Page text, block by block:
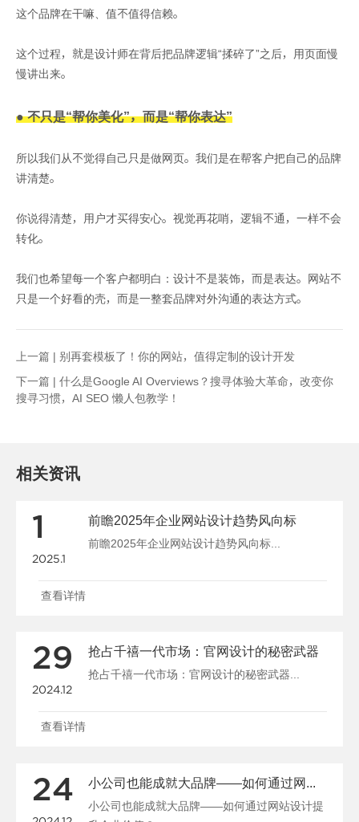
这个品牌在干嘛、值不值得信赖。
这个过程，就是设计师在背后把品牌逻辑“揉碎了”之后，用页面慢
慢讲出来。
● 不只是“帮你美化”，而是“帮你表达”
所以我们从不觉得自己只是做网页。我们是在帮客户把自己的品牌
讲清楚。
你说得清楚，用户才买得安心。视觉再花哨，逻辑不通，一样不会
转化。
我们也希望每一个客户都明白：设计不是装饰，而是表达。网站不
只是一个好看的壳，而是一整套品牌对外沟通的表达方式。
上一篇 | 别再套模板了！你的网站，值得定制的设计开发
下一篇 | 什么是Google AI Overviews？搜寻体验大革命，改变你
搜寻习惯，AI SEO 懒人包教学！
相关资讯
1
2025.1
前瞻2025年企业网站设计趋势风向标
前瞻2025年企业网站设计趋势风向标...
查看详情
29
2024.12
抢占千禧一代市场：官网设计的秘密武器
抢占千禧一代市场：官网设计的秘密武器...
查看详情
24
小公司也能成就大品牌——如何通过网站设计提